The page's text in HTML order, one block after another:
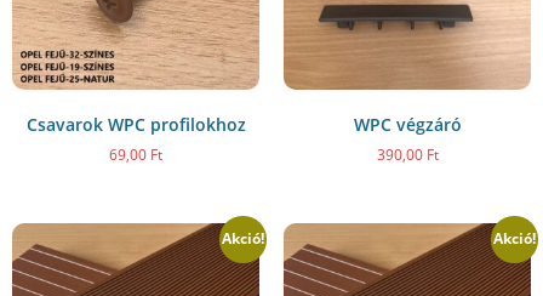
Csavarok WPC profilokhoz
69,00 Ft
WPC végzáró
390,00 Ft
Akció! Akció!